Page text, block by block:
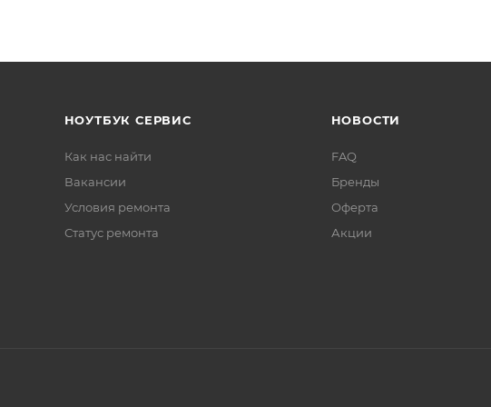
НОУТБУК СЕРВИС
Как нас найти
Вакансии
Условия ремонта
Статус ремонта
НОВОСТИ
FAQ
Бренды
Оферта
Акции